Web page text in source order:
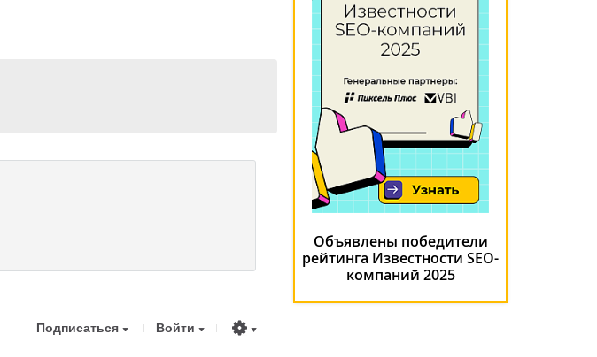
Подписаться Войти
Объявлены победители
рейтинга Известности SEO-
компаний 2025